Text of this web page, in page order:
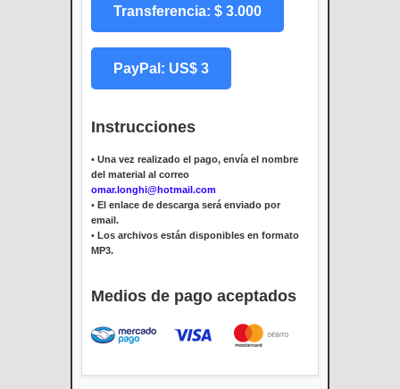
Transferencia: $ 3.000
PayPal: US$ 3
Instrucciones
• Una vez realizado el pago, envía el nombre
del material al correo
omar.longhi@hotmail.com
• El enlace de descarga será enviado por
email.
• Los archivos están disponibles en formato
MP3.
Medios de pago aceptados